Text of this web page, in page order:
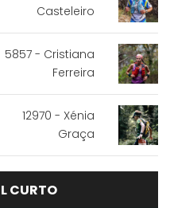
Casteleiro
5857 - Cristiana
Ferreira
12970 - Xénia
Graça
CURTO